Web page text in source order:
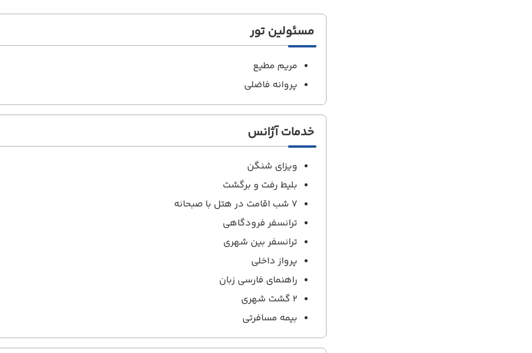
مسئولین تور
مریم مطیع
پروانه فاضلی
خدمات آژانس
ویزای شنگن
بلیط رفت و برگشت
7 شب اقامت در هتل با صبحانه
ترانسفر فرودگاهی
ترانسفر بین شهری
پرواز داخلی
راهنمای فارسی زبان
2 گشت شهری
بیمه مسافرتی